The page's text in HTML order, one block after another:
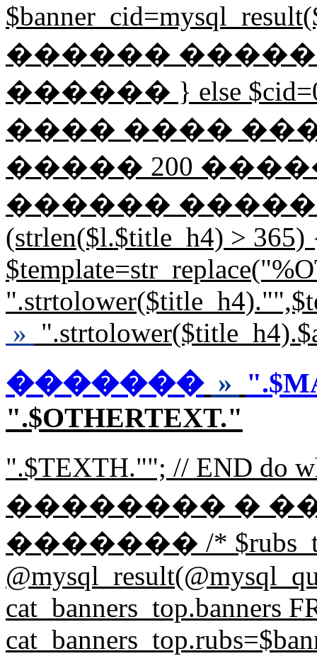
������
������ } else
���� ����
����� 200
������
(strlen($l.$title_h4) >
»
������� »
".$OTHERTEXT."
".$TEXTH.""; // END
�������� �
������� /*
cat_banners_top.banners